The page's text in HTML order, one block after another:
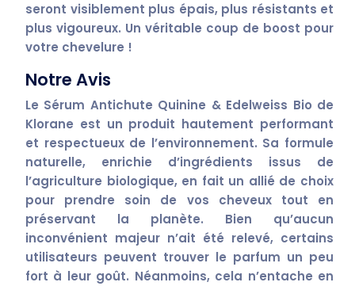
seront visiblement plus épais, plus résistants et
plus vigoureux. Un véritable coup de boost pour
votre chevelure !
Notre Avis
Le Sérum Antichute Quinine & Edelweiss Bio de
Klorane est un produit hautement performant
et respectueux de l’environnement. Sa formule
naturelle, enrichie d’ingrédients issus de
l’agriculture biologique, en fait un allié de choix
pour prendre soin de vos cheveux tout en
préservant la planète. Bien qu’aucun
inconvénient majeur n’ait été relevé, certains
utilisateurs peuvent trouver le parfum un peu
fort à leur goût. Néanmoins, cela n’entache en